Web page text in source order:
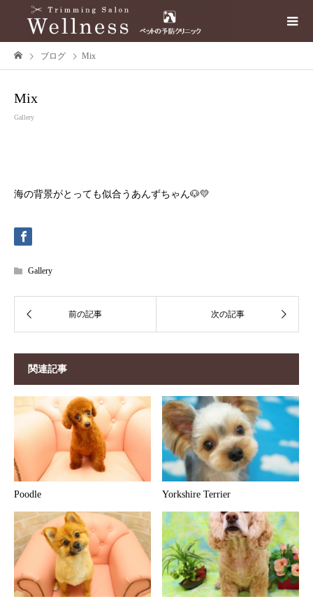
ブログ Mix
Mix
Gallery
海の背景がとっても似合うあんずちゃん🐶💛
Gallery
関連記事
Poodle Yorkshire Terrier